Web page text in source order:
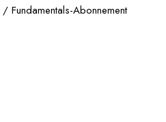
/ Fundamentals-Abonnement